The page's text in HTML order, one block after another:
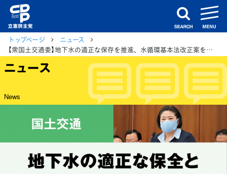
search
トップページ
ニュース
【衆国土交通委】地下水の適正な保存を推進、水循環基本法改正案を可決
ニュース
News